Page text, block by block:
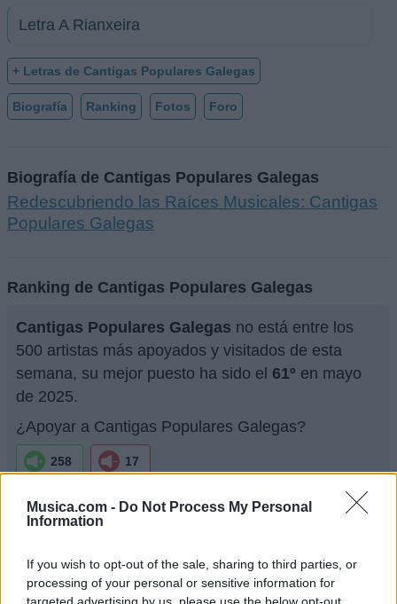
Musica.com - Do Not Process My Personal
Information
If you wish to opt-out of the sale, sharing to third parties, or
processing of your personal or sensitive information for
Letra A Rianxeira
+ Letras de Cantigas Populares Galegas
Biografía Ranking Fotos Foro
Biografía de Cantigas Populares Galegas
Redescubriendo las Raíces Musicales: Cantigas
Populares Galegas
Ranking de Cantigas Populares Galegas
Cantigas Populares Galegas no está entre los
500 artistas más apoyados y visitados de esta
semana, su mejor puesto ha sido el 61º en mayo
de 2025.
¿Apoyar a Cantigas Populares Galegas?
258 17
¿Apoyar a Cantigas Populares Galegas?
Ranking de Cantigas Populares Galegas TOP Música